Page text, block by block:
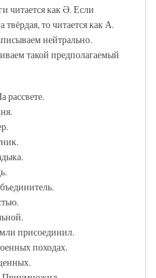
читается как Ә. Если
твёрдая, то читается как А.
нейтрально.
такой предполагаемый
присоединил.
походах.